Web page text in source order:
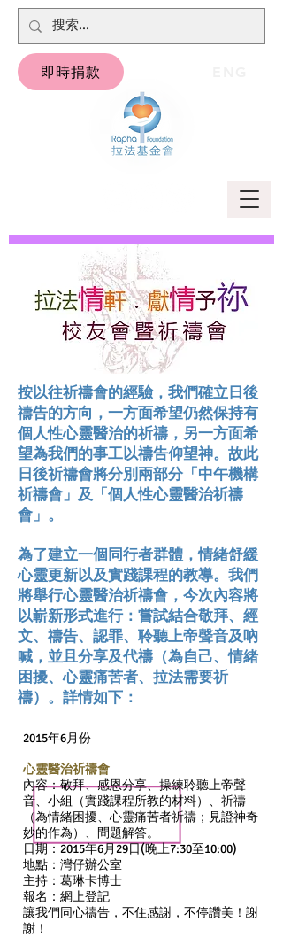
即時捐款
按以往祈禱會的經驗，我們確立日後
禱告的方向，一方面希望仍然保持有
個人性心靈醫治的祈禱，另一方面希
望為我們的事工以禱告仰望神。故此
日後祈禱會將分別兩部分「中午機構
祈禱會」及「個人性心靈醫治祈禱
會」。
為了建立一個同行者群體，情緒舒緩
心靈更新以及實踐課程的教導。我們
將舉行心靈醫治祈禱會，今次內容將
以嶄新形式進行：嘗試結合敬拜、經
文、禱告、認罪、聆聽上帝聲音及吶
喊，並且分享及代禱（為自己、情緒
困擾、心靈痛苦者、拉法需要祈
禱）。詳情如下：
2015年6月份
心靈醫治祈禱會
內容：敬拜、感恩分享、操練聆聽上帝聲
音、小組（實踐課程所教的材料）、祈禱
（為情緒困擾、心靈痛苦者祈禱；見證神奇
妙的作為）、問題解答。
日期：2015年6月29日(晚上7:30至10:00)
地點：灣仔辦公室
主持：葛琳卡博士
報名： 網上登記
讓我們同心禱告，不住感謝，不停讚美！謝
謝！